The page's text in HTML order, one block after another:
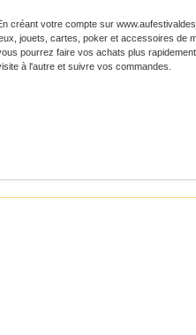
créant votre compte sur
jouets, cartes, poker et accessoires de
pourrez faire vos achats plus
à l'autre et suivre vos commandes.